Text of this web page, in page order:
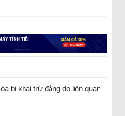
bị khai trừ đảng do liên quan